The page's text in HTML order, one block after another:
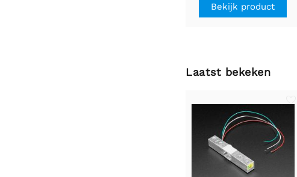
Bekijk product
Laatst bekeken